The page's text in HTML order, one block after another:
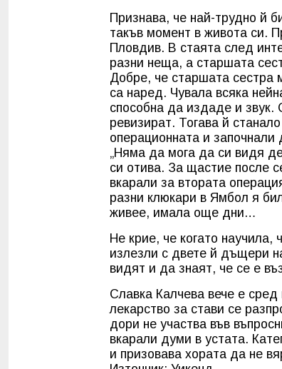
Признава, че най-трудно й
такъв момент в живота си.
Пловдив. В стаята след
разни неща, а старшата
Добре, че старшата сестра
са наред. Чувала всяка
способна да издаде и звук.
ревизират. Тогава й
операционната и започнали
„Няма да мога да си видя
си отива. За щастие после
вкарали за втората
разни клюкари в Ямбол я
живее, имала още дни…
Не крие, че когато научила,
излезли с двете й дъщери
видят и да знаят, че се е
Славка Калчева вече е сред
лекарство за стави се
дори не участва във
вкарали думи в устата.
и призовава хората да не